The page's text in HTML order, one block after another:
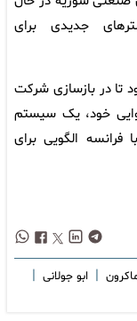
جدیدی برای
تا در بازسازی شرکت
خود، یک سیستم
فرانسه الگویی برای
| ابو جولانی |